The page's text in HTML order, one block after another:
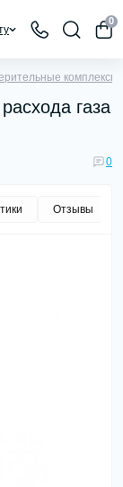
0
комплексы
газа
0
Отзывы